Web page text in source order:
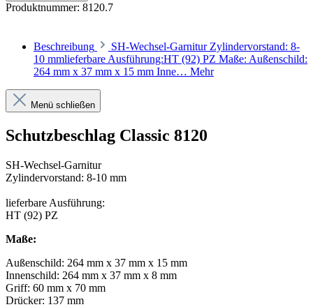
Produktnummer: 8120.7
Beschreibung
SH-Wechsel-Garnitur Zylindervorstand: 8-
10 mmlieferbare Ausführung:HT (92) PZ Maße: Außenschild:
264 mm x 37 mm x 15 mm Inne… Mehr
Menü schließen
Schutzbeschlag Classic 8120
SH-Wechsel-Garnitur
Zylindervorstand: 8-10 mm
lieferbare Ausführung:
HT (92) PZ
Maße:
Außenschild: 264 mm x 37 mm x 15 mm
Innenschild: 264 mm x 37 mm x 8 mm
Griff: 60 mm x 70 mm
Drücker: 137 mm